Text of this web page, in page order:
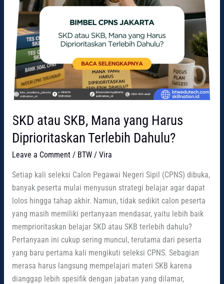
SKD atau SKB, Mana yang Harus
Diprioritaskan Terlebih Dahulu?
Leave a Comment / BTW/ Vira
Setiap kali seleksi Calon Pegawai Negeri Sipil (CPNS) dibuka,
banyak peserta mulai menyusun strategi belajar agar dapat
lolos hingga tahap akhir. Namun, tidak sedikit calon peserta
yang masih memiliki pertanyaan mendasar, yaitu lebih baik
memprioritaskan belajar SKD atau SKB terlebih dahulu?
Pertanyaan ini cukup sering muncul, terutama dari peserta
yang baru pertama kali mengikuti seleksi CPNS. Sebagian
merasa harus langsung mempelajari materi SKB karena
dianggap lebih spesifik dengan jabatan yang dilamar,